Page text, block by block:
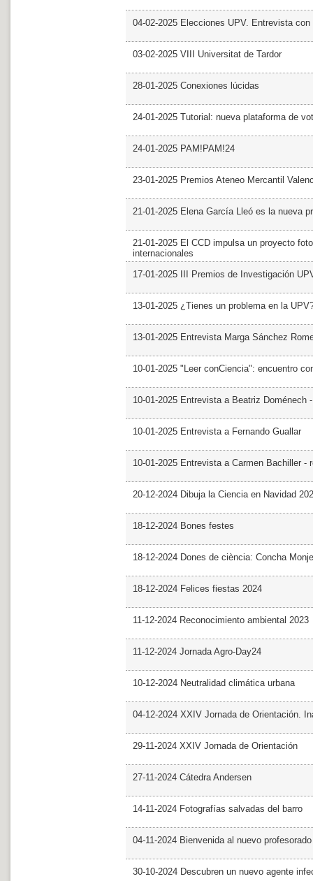
04-02-2025 Elecciones UPV. Entrevista con
03-02-2025 VIII Universitat de Tardor
28-01-2025 Conexiones lúcidas
24-01-2025 Tutorial: nueva plataforma de
24-01-2025 PAM!PAM!24
23-01-2025 Premios Ateneo Mercantil
21-01-2025 Elena García Lleó es la nueva
21-01-2025 El CCD impulsa un proyecto
internacionales
17-01-2025 III Premios de Investigación
13-01-2025 ¿Tienes un problema en la
13-01-2025 Entrevista Marga Sánchez
10-01-2025 "Leer conCiencia": encuentro
10-01-2025 Entrevista a Beatriz Doménech
10-01-2025 Entrevista a Fernando Guallar
10-01-2025 Entrevista a Carmen Bachiller -
20-12-2024 Dibuja la Ciencia en Navidad
18-12-2024 Bones festes
18-12-2024 Dones de ciència: Concha Monje
18-12-2024 Felices fiestas 2024
11-12-2024 Reconocimiento ambiental 2023
11-12-2024 Jornada Agro-Day24
10-12-2024 Neutralidad climática urbana
04-12-2024 XXIV Jornada de Orientación.
29-11-2024 XXIV Jornada de Orientación
27-11-2024 Cátedra Andersen
14-11-2024 Fotografías salvadas del barro
04-11-2024 Bienvenida al nuevo profesorado
30-10-2024 Descubren un nuevo agente